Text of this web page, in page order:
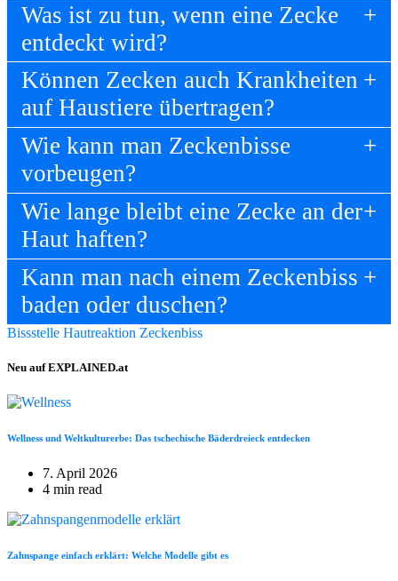
Was ist zu tun, wenn eine Zecke
entdeckt wird?
Können Zecken auch Krankheiten
auf Haustiere übertragen?
Wie kann man Zeckenbisse
vorbeugen?
Wie lange bleibt eine Zecke an der
Haut haften?
Kann man nach einem Zeckenbiss
baden oder duschen?
Bissstelle Hautreaktion Zeckenbiss
Neu auf EXPLAINED.at
Wellness und Weltkulturerbe: Das tschechische Bäderdreieck entdecken
7. April 2026
4 min read
Zahnspange einfach erklärt: Welche Modelle gibt es